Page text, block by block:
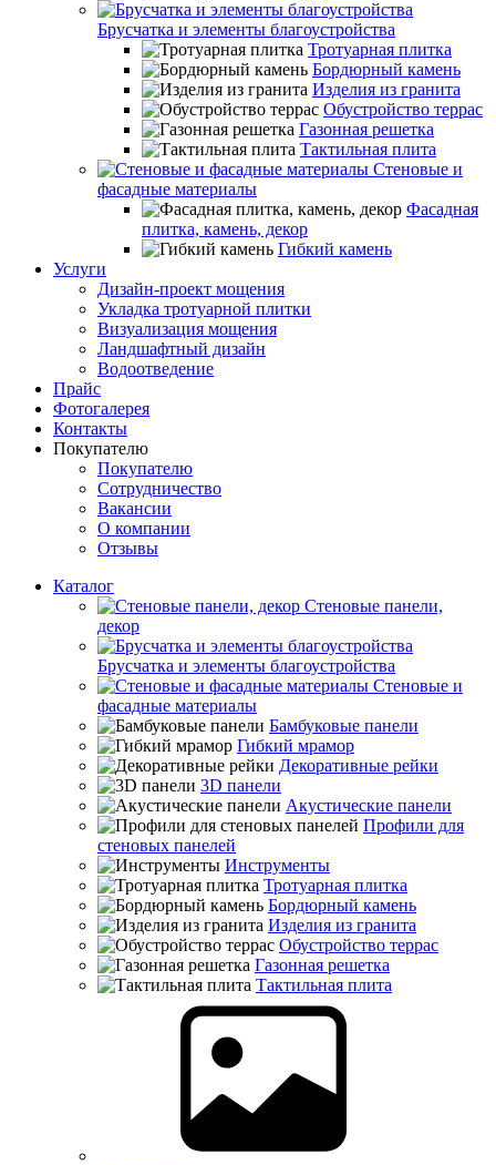
Брусчатка и элементы благоустройства
Тротуарная плитка
Бордюрный камень
Изделия из гранита
Обустройство террас
Газонная решетка
Тактильная плита
Стеновые и
фасадные материалы
Фасадная
плитка, камень, декор
Гибкий камень
Услуги
Дизайн-проект мощения
Укладка тротуарной плитки
Визуализация мощения
Ландшафтный дизайн
Водоотведение
Прайс
Фотогалерея
Контакты
Покупателю
Покупателю
Сотрудничество
Вакансии
О компании
Отзывы
Каталог
Стеновые панели,
декор
Брусчатка и элементы благоустройства
Стеновые и
фасадные материалы
Бамбуковые панели
Гибкий мрамор
Декоративные рейки
3D панели
Акустические панели
Профили для
стеновых панелей
Инструменты
Тротуарная плитка
Бордюрный камень
Изделия из гранита
Обустройство террас
Газонная решетка
Тактильная плита